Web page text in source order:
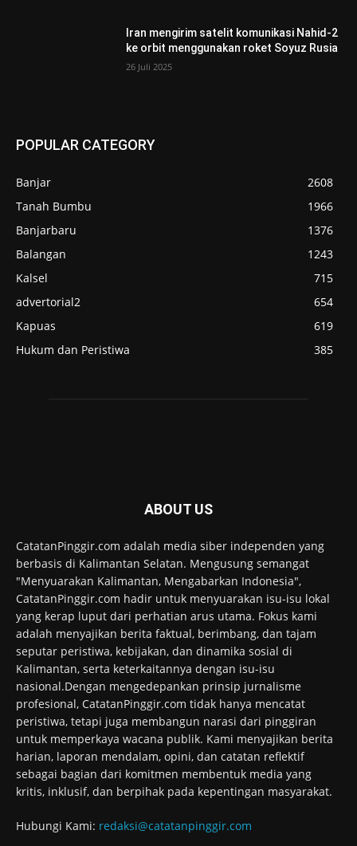
Iran mengirim satelit komunikasi Nahid-2
ke orbit menggunakan roket Soyuz Rusia
26 Juli 2025
POPULAR CATEGORY
Banjar
2608
Tanah Bumbu
1966
Banjarbaru
1376
Balangan
1243
Kalsel
715
advertorial2
654
Kapuas
619
Hukum dan Peristiwa
385
ABOUT US
CatatanPinggir.com adalah media siber independen yang
berbasis di Kalimantan Selatan. Mengusung semangat
"Menyuarakan Kalimantan, Mengabarkan Indonesia",
CatatanPinggir.com hadir untuk menyuarakan isu-isu lokal
yang kerap luput dari perhatian arus utama. Fokus kami
adalah menyajikan berita faktual, berimbang, dan tajam
seputar peristiwa, kebijakan, dan dinamika sosial di
Kalimantan, serta keterkaitannya dengan isu-isu
nasional.Dengan mengedepankan prinsip jurnalisme
profesional, CatatanPinggir.com tidak hanya mencatat
peristiwa, tetapi juga membangun narasi dari pinggiran
untuk memperkaya wacana publik. Kami menyajikan berita
harian, laporan mendalam, opini, dan catatan reflektif
sebagai bagian dari komitmen membentuk media yang
kritis, inklusif, dan berpihak pada kepentingan masyarakat.
Hubungi Kami: redaksi@catatanpinggir.com